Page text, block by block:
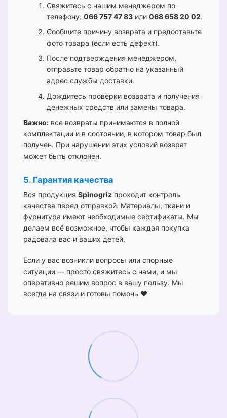
Свяжитесь с нашим менеджером по
телефону: 066 757 47 83 или 068 658 20 02.
Сообщите причину возврата и предоставьте
фото товара (если есть дефект).
После подтверждения менеджером,
отправьте товар обратно на указанный
адрес службы доставки.
Дождитесь проверки возврата и получения
денежных средств или замены товара.
Важно: все возвраты принимаются в полной
комплектации и в состоянии, в котором товар был
получен. При нарушении этих условий возврат
может быть отклонён.
5. Гарантия качества
Вся продукция Spinogriz проходит контроль
качества перед отправкой. Материалы, ткани и
фурнитура имеют необходимые сертификаты. Мы
делаем всё возможное, чтобы каждая покупка
радовала вас и ваших детей.
Если у вас возникли вопросы или спорные
ситуации — просто свяжитесь с нами, и мы
оперативно решим вопрос в вашу пользу. Мы
всегда на связи и готовы помочь ❤️